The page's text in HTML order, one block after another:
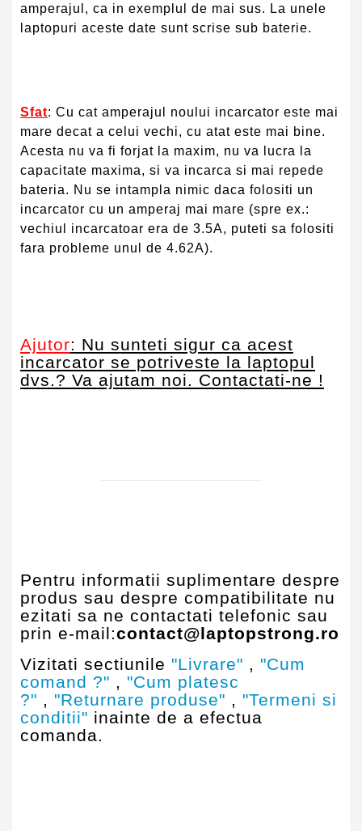
amperajul, ca in exemplul de mai sus. La unele
laptopuri aceste date sunt scrise sub baterie.
Sfat: Cu cat amperajul noului incarcator este mai
mare decat a celui vechi, cu atat este mai bine.
Acesta nu va fi forjat la maxim, nu va lucra la
capacitate maxima, si va incarca si mai repede
bateria. Nu se intampla nimic daca folositi un
incarcator cu un amperaj mai mare (spre ex.:
vechiul incarcatoar era de 3.5A, puteti sa folositi
fara probleme unul de 4.62A).
Ajutor: Nu sunteti sigur ca acest
incarcator se potriveste la laptopul
dvs.? Va ajutam noi. Contactati-ne !
Pentru informatii suplimentare despre
produs sau despre compatibilitate nu
ezitati sa ne contactati telefonic sau
prin e-mail:contact@laptopstrong.ro
Vizitati sectiunile "Livrare" , "Cum
comand ?" , "Cum platesc
?" , "Returnare produse" , "Termeni si
conditii" inainte de a efectua
comanda.